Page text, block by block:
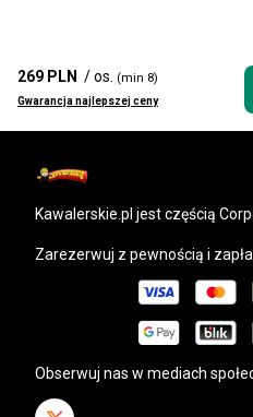
269 PLN / os. (min 8)
Gwarancja najlepszej ceny
kawalerskie.pl jest częścią
Zarezerwuj z pewnością i
Obserwuj nas w mediach